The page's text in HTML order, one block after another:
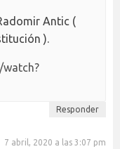
Antic (
).
watch?
Responder
7 abril, 2020 a las 3:07 pm